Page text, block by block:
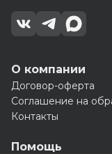
О компании
Договор-оферта
Соглашение на
Контакты
Помощь